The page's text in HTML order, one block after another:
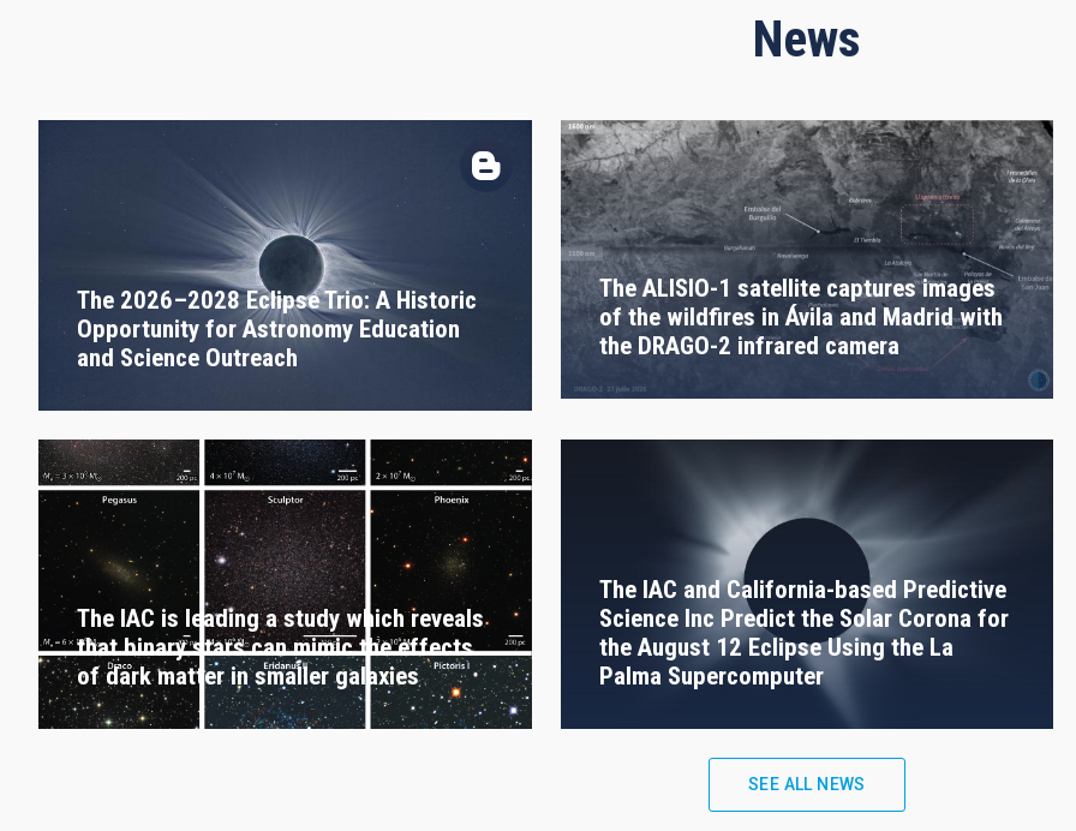
News
The 2026–2028 Eclipse Trio: A Historic
Opportunity for Astronomy Education
and Science Outreach
The ALISIO-1 satellite captures images
of the wildfires in Ávila and Madrid with
the DRAGO-2 infrared camera
The IAC is leading a study which reveals
that binary stars can mimic the effects
of dark matter in smaller galaxies
The IAC and California-based Predictive
Science Inc Predict the Solar Corona for
the August 12 Eclipse Using the La
Palma Supercomputer
SEE ALL NEWS